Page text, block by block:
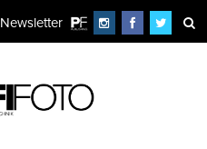
Newsletter